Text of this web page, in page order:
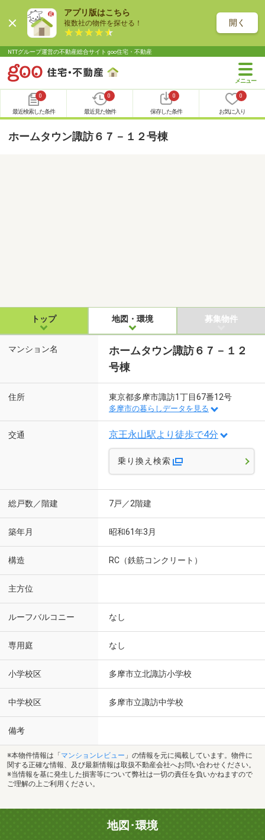
アプリ版はこちら
複数社の物件を探せる！ 開く
NTTグループ運営の不動産総合サイト goo住宅・不動産
0
最近検索した条件
0
最近見た物件
0
保存した条件
0
お気に入り
ホームタウン諏訪６７－１２号棟
トップ 地図・環境 募集物件
マンション名
ホームタウン諏訪６７－１２
号棟
住所 東京都多摩市諏訪1丁目67番12号
多摩市の暮らしデータを見る
交通 京王永山駅より徒歩で4分
乗り換え検索
総戸数／階建 7戸／2階建
築年月 昭和61年3月
構造 RC（鉄筋コンクリート）
主方位
ルーフバルコニー なし
専用庭 なし
小学校区 多摩市立北諏訪小学校
中学校区 多摩市立諏訪中学校
備考
※本物件情報は「 マンションレビュー 」の情報を元に掲載しています。物件に
関する正確な情報、及び最新情報は取扱不動産会社へお問い合わせください。
※当情報を基に発生した損害等について弊社は一切の責任を負いかねますので
ご理解の上ご利用ください。
地図･環境